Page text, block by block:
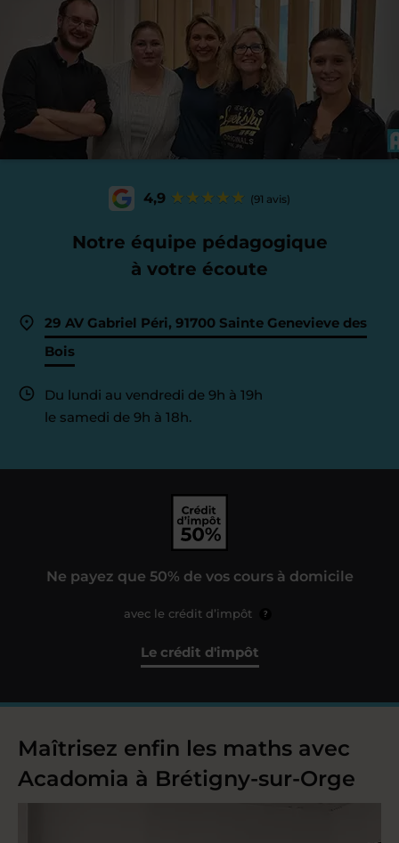
4,9 (91 avis)
Notre équipe pédagogique
à votre écoute
29 AV Gabriel Péri, 91700 Sainte Genevieve des
Bois
Du lundi au vendredi de 9h à 19h
le samedi de 9h à 18h.
Ne payez que 50% de vos cours à domicile
avec le crédit d’impôt ?
Le crédit d'impôt
Maîtrisez enfin les maths avec
Acadomia à Brétigny-sur-Orge